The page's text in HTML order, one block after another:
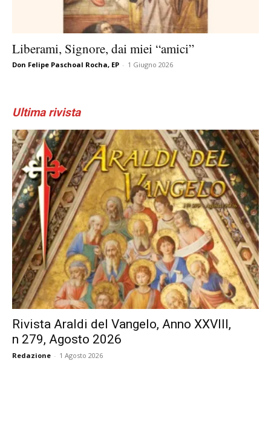
Liberami, Signore, dai miei “amici”
Don Felipe Paschoal Rocha, EP - 1 Giugno 2026
Ultima rivista
Rivista Araldi del Vangelo, Anno XXVIII,
n 279, Agosto 2026
Redazione - 1 Agosto 2026